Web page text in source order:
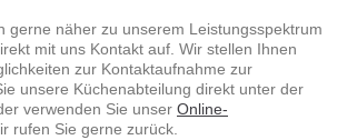
gerne näher zu unserem Leistungsspektrum
mit uns Kontakt auf. Wir stellen Ihnen
zur Kontaktaufnahme zur
unsere Küchenabteilung direkt unter der
verwenden Sie unser Online-
rufen Sie gerne zurück.